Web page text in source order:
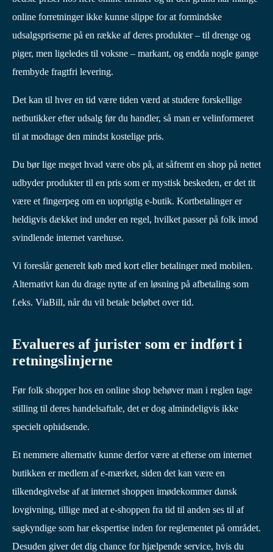
online forretninger ikke kunne slippe for at formindske
udsalgspriserne på en række af deres produkter – til drenge og
piger, men ligeledes til voksne – markant, og endda nogle gange
frembyde fragtfri levering.
Det kan til hver en tid være tiden værd at studere forskellige
netbutikker efter udsalg før du handler, så man er velinformeret
til at modtage den mindst kostelige pris.
Du bør lige meget hvad være obs på, at såfremt en shop på nettet
udbyder produkter til en pris som er mystisk beskeden, er det tit
være et fingerpeg om en uoprigtig e-butik. Kortbetalinger er
heldigvis dækket ind under en regel, hvilket passer på folk imod
svindlende internet varehuse.
Vi foreslår generelt køb med kort eller betalinger med mobilen.
Alternativt kan du drage nytte af en løsning på afbetaling som
f.eks. ViaBill, når du vil betale beløbet over tid.
Evalueres af jurister som er indført i
retningslinjerne
Før folk shopper hos en online shop behøver man i reglen tage
stilling til deres handelsaftale, det er dog almindeligvis ikke
specielt ophidsende.
Et nemmere alternativ kunne derfor være at efterse om internet
butikken er medlem af e-mærket, siden det kan være en
tilkendegivelse af at internet shoppen imødekommer dansk
lovgivning, tillige med at e-shoppen fra tid til anden ses til af
sagkyndige som har ekspertise inden for reglementet på området.
Desuden giver det dig chance for hjælpende service, hvis du